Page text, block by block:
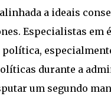
a ideais
Especialistas em
durante a
um segundo